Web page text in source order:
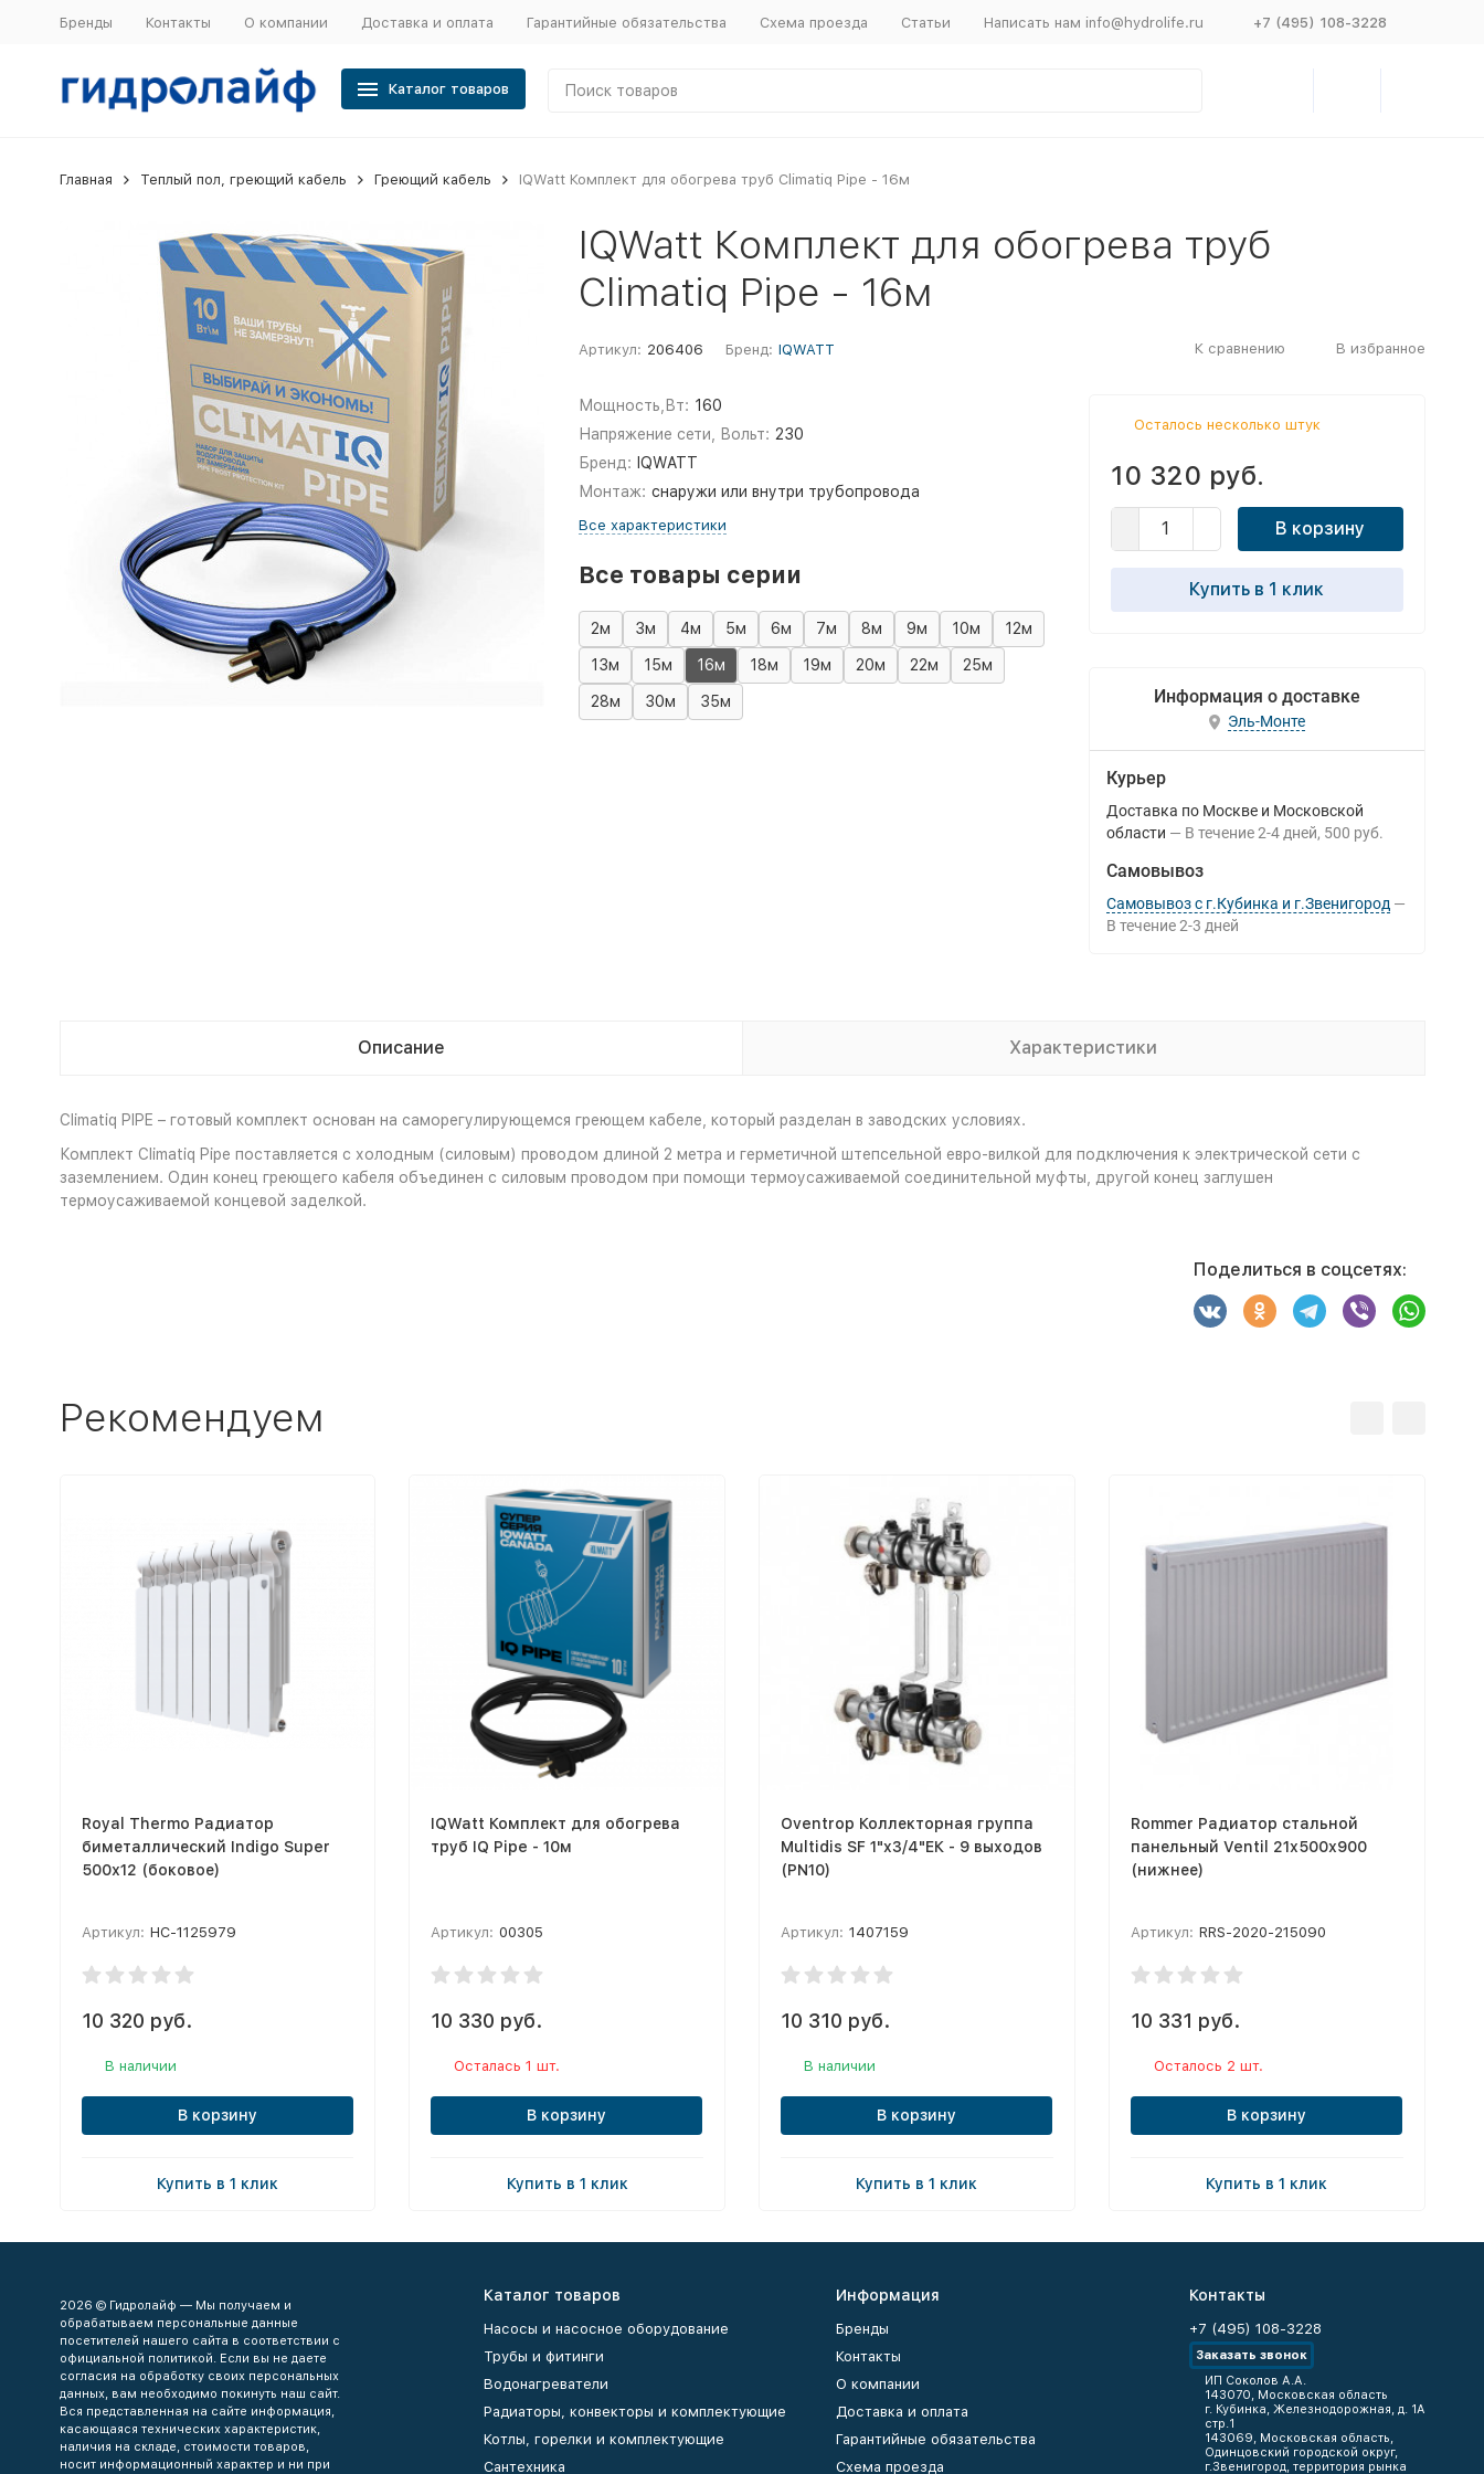
Бренды Контакты О компании Доставка и оплата Гарантийные обязательства Схема проезда Статьи Написать нам info@hydrolife.ru +7 (495) 108-3228
Каталог товаров
Главная Теплый пол, греющий кабель Греющий кабель IQWatt Комплект для обогрева труб Climatiq Pipe - 16м
IQWatt Комплект для обогрева труб
Climatiq Pipe - 16м
Артикул: 206406 Бренд: IQWATT К сравнению В избранное
Мощность,Вт: 160
Напряжение сети, Вольт: 230
Бренд: IQWATT
Монтаж: снаружи или внутри трубопровода
Все характеристики
Все товары серии
2м 3м 4м 5м 6м 7м 8м 9м 10м 12м
13м 15м 16м 18м 19м 20м 22м 25м
28м 30м 35м
Осталось несколько штук
10 320 руб.
В корзину
Купить в 1 клик
Информация о доставке
Эль-Монте
Курьер
Доставка по Москве и Московской
области
В течение 2-4 дней 500 руб.
Самовывоз
Самовывоз с г.Кубинка и г.Звенигород
В течение 2-3 дней
Описание Характеристики
Climatiq PIPE – готовый комплект основан на саморегулирующемся греющем кабеле, который разделан в заводских условиях.
Комплект Climatiq Pipe поставляется с холодным (силовым) проводом длиной 2 метра и герметичной штепсельной евро-вилкой для подключения к электрической сети с
заземлением. Один конец греющего кабеля объединен с силовым проводом при помощи термоусаживаемой соединительной муфты, другой конец заглушен
термоусаживаемой концевой заделкой.
Поделиться в соцсетях:
Рекомендуем
Royal Thermo Радиатор
биметаллический Indigo Super
500х12 (боковое)
Артикул: НС-1125979
10 320 руб.
В наличии
В корзину
Купить в 1 клик
IQWatt Комплект для обогрева
труб IQ Pipe - 10м
Артикул: 00305
10 330 руб.
Осталась 1 шт.
В корзину
Купить в 1 клик
Oventrop Коллекторная группа
Multidis SF 1"x3/4"ЕК - 9 выходов
(PN10)
Артикул: 1407159
10 310 руб.
В наличии
В корзину
Купить в 1 клик
Rommer Радиатор стальной
панельный Ventil 21х500х900
(нижнее)
Артикул: RRS-2020-215090
10 331 руб.
Осталось 2 шт.
В корзину
Купить в 1 клик
2026 © Гидролайф — Мы получаем и
обрабатываем персональные данные
посетителей нашего сайта в соответствии с
официальной политикой. Если вы не даете
согласия на обработку своих персональных
данных, вам необходимо покинуть наш сайт.
Вся представленная на сайте информация,
касающаяся технических характеристик,
наличия на складе, стоимости товаров,
носит информационный характер и ни при
Каталог товаров
Насосы и насосное оборудование
Трубы и фитинги
Водонагреватели
Радиаторы, конвекторы и комплектующие
Котлы, горелки и комплектующие
Сантехника
Информация
Бренды
Контакты
О компании
Доставка и оплата
Гарантийные обязательства
Схема проезда
Контакты
+7 (495) 108-3228
Заказать звонок
ИП Соколов А.А.
143070, Московская область
г. Кубинка, Железнодорожная, д. 1А
стр.1
143069, Московская область,
Одинцовский городской округ,
г.Звенигород, территория рынка